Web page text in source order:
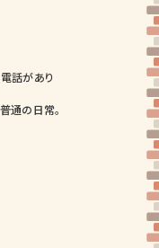
話があり
通の日常。